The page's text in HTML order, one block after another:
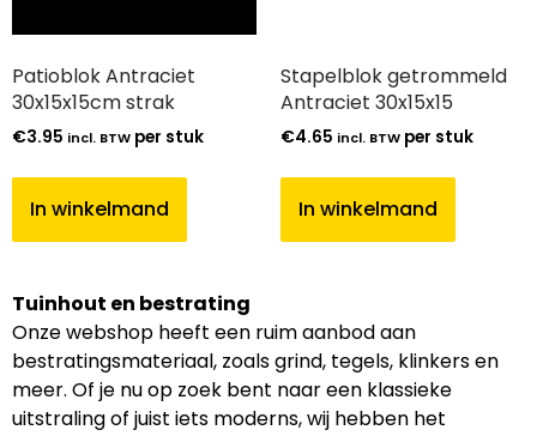
Patioblok Antraciet
30x15x15cm strak
€3.95 incl. BTW per stuk
In winkelmand
Stapelblok getrommeld
Antraciet 30x15x15
€4.65 incl. BTW per stuk
In winkelmand
Tuinhout en bestrating
Onze webshop heeft een ruim aanbod aan
bestratingsmateriaal, zoals grind, tegels, klinkers en
meer. Of je nu op zoek bent naar een klassieke
uitstraling of juist iets moderns, wij hebben het